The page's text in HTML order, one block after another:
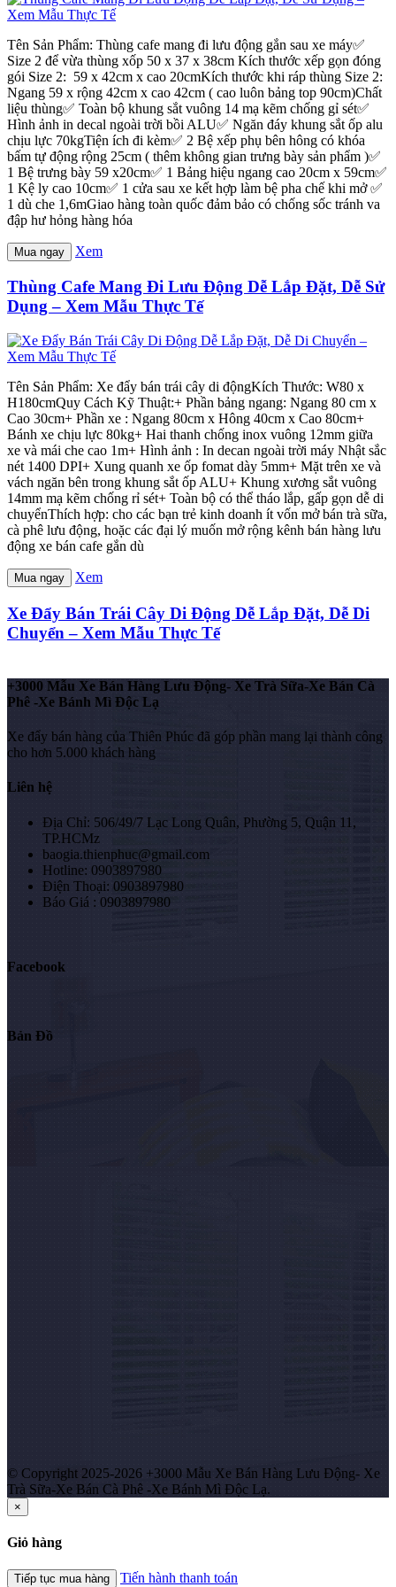
Tên Sản Phẩm: Thùng cafe mang đi lưu động gắn sau xe máy✅
Size 2 để vừa thùng xốp 50 x 37 x 38cm Kích thước xếp gọn đóng
gói Size 2: 59 x 42cm x cao 20cmKích thước khi ráp thùng Size 2:
Ngang 59 x rộng 42cm x cao 42cm ( cao luôn bảng top 90cm)Chất
liệu thùng✅ Toàn bộ khung sắt vuông 14 mạ kẽm chống gỉ sét✅
Hình ảnh in decal ngoài trời bồi ALU✅ Ngăn đáy khung sắt ốp alu
chịu lực 70kgTiện ích đi kèm✅ 2 Bệ xếp phụ bên hông có khóa
bấm tự động rộng 25cm ( thêm không gian trưng bày sản phẩm )✅
1 Bệ trưng bày 59 x20cm✅ 1 Bảng hiệu ngang cao 20cm x 59cm✅
1 Kệ ly cao 10cm✅ 1 cửa sau xe kết hợp làm bệ pha chế khi mở ✅
1 dù che 1,6mGiao hàng toàn quốc đảm bảo có chống sốc tránh va
đập hư hỏng hàng hóa
Mua ngay Xem
Thùng Cafe Mang Đi Lưu Động Dễ Lắp Đặt, Dễ Sử
Dụng – Xem Mẫu Thực Tế
Tên Sản Phẩm: Xe đẩy bán trái cây di độngKích Thước: W80 x
H180cmQuy Cách Kỹ Thuật:+ Phần bảng ngang: Ngang 80 cm x
Cao 30cm+ Phần xe : Ngang 80cm x Hông 40cm x Cao 80cm+
Bánh xe chịu lực 80kg+ Hai thanh chống inox vuông 12mm giữa
xe và mái che cao 1m+ Hình ảnh : In decan ngoài trời máy Nhật sắc
nét 1400 DPI+ Xung quanh xe ốp fomat dày 5mm+ Mặt trên xe và
vách ngăn bên trong khung sắt ốp ALU+ Khung xương sắt vuông
14mm mạ kẽm chống rỉ sét+ Toàn bộ có thể tháo lắp, gấp gọn dễ di
chuyểnThích hợp: cho các bạn trẻ kinh doanh ít vốn mở bán trà sữa,
cà phê lưu động, hoặc các đại lý muốn mở rộng kênh bán hàng lưu
động xe bán cafe gắn dù
Mua ngay Xem
Xe Đẩy Bán Trái Cây Di Động Dễ Lắp Đặt, Dễ Di
Chuyển – Xem Mẫu Thực Tế
+3000 Mẫu Xe Bán Hàng Lưu Động- Xe Trà Sữa-Xe Bán Cà
Phê -Xe Bánh Mì Độc Lạ
Xe đẩy bán hàng của Thiên Phúc đã góp phần mang lại thành công
cho hơn 5.000 khách hàng
Liên hệ
Địa Chỉ: 506/49/7 Lạc Long Quân, Phường 5, Quận 11,
TP.HCMz
baogia.thienphuc@gmail.com
Hotline: 0903897980
Điện Thoại: 0903897980
Báo Giá : 0903897980
Facebook
Bản Đồ
© Copyright 2025-2026 +3000 Mẫu Xe Bán Hàng Lưu Động- Xe
Trà Sữa-Xe Bán Cà Phê -Xe Bánh Mì Độc Lạ.
×
Giỏ hàng
Tiếp tục mua hàng Tiến hành thanh toán